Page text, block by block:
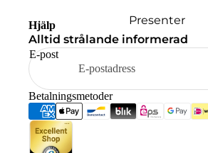
Presenter
Hjälp
Alltid strålande informerad
E-post
Betalningsmetoder